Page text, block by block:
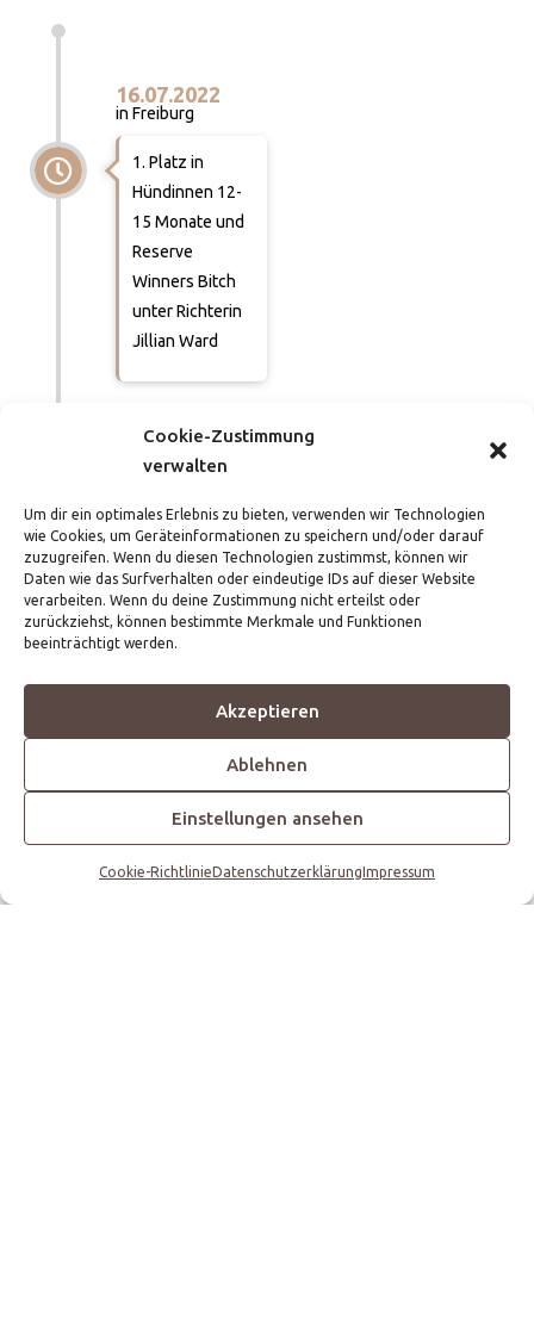
Cookie-Zustimmung
verwalten
Um dir ein optimales Erlebnis zu bieten, verwenden wir Technologien
wie Cookies, um Geräteinformationen zu speichern und/oder darauf
zuzugreifen. Wenn du diesen Technologien zustimmst, können wir
Daten wie das Surfverhalten oder eindeutige IDs auf dieser Website
verarbeiten. Wenn du deine Zustimmung nicht erteilst oder
zurückziehst, können bestimmte Merkmale und Funktionen
beeinträchtigt werden.
Akzeptieren
Ablehnen
Einstellungen ansehen
Cookie-RichtlinieDatenschutzerklärungImpressum
16.07.2022
in Freiburg
1. Platz in
Hündinnen 12-
15 Monate und
Reserve
Winners Bitch
unter Richterin
Jillian Ward
17.07.2022
1. Platz in
Hündinnen 12-
15 Monate und
Winners Bitch,
sowie Best of
Winners unter
Richterin DiAnna
Donovan